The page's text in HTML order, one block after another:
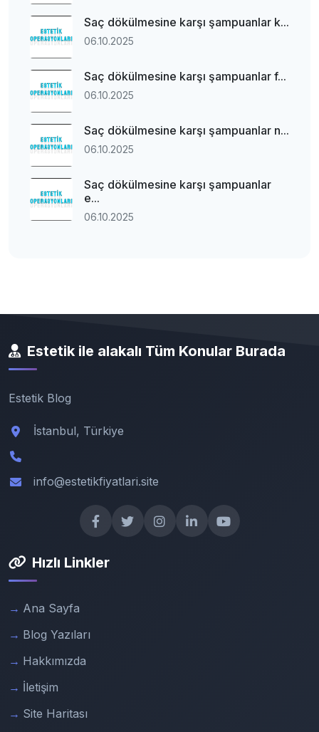
Saç dökülmesine karşı şampuanlar k...
06.10.2025
Saç dökülmesine karşı şampuanlar f...
06.10.2025
Saç dökülmesine karşı şampuanlar n...
06.10.2025
Saç dökülmesine karşı şampuanlar
e...
06.10.2025
Estetik ile alakalı Tüm Konular Burada
Estetik Blog
İstanbul, Türkiye
info@estetikfiyatlari.site
Hızlı Linkler
Ana Sayfa
Blog Yazıları
Hakkımızda
İletişim
Site Haritası